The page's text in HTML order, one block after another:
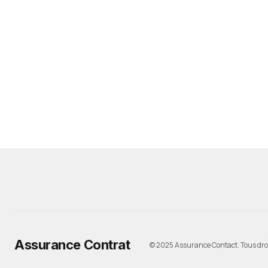
Assurance Contrat © 2025 Assurance Contact. Tous